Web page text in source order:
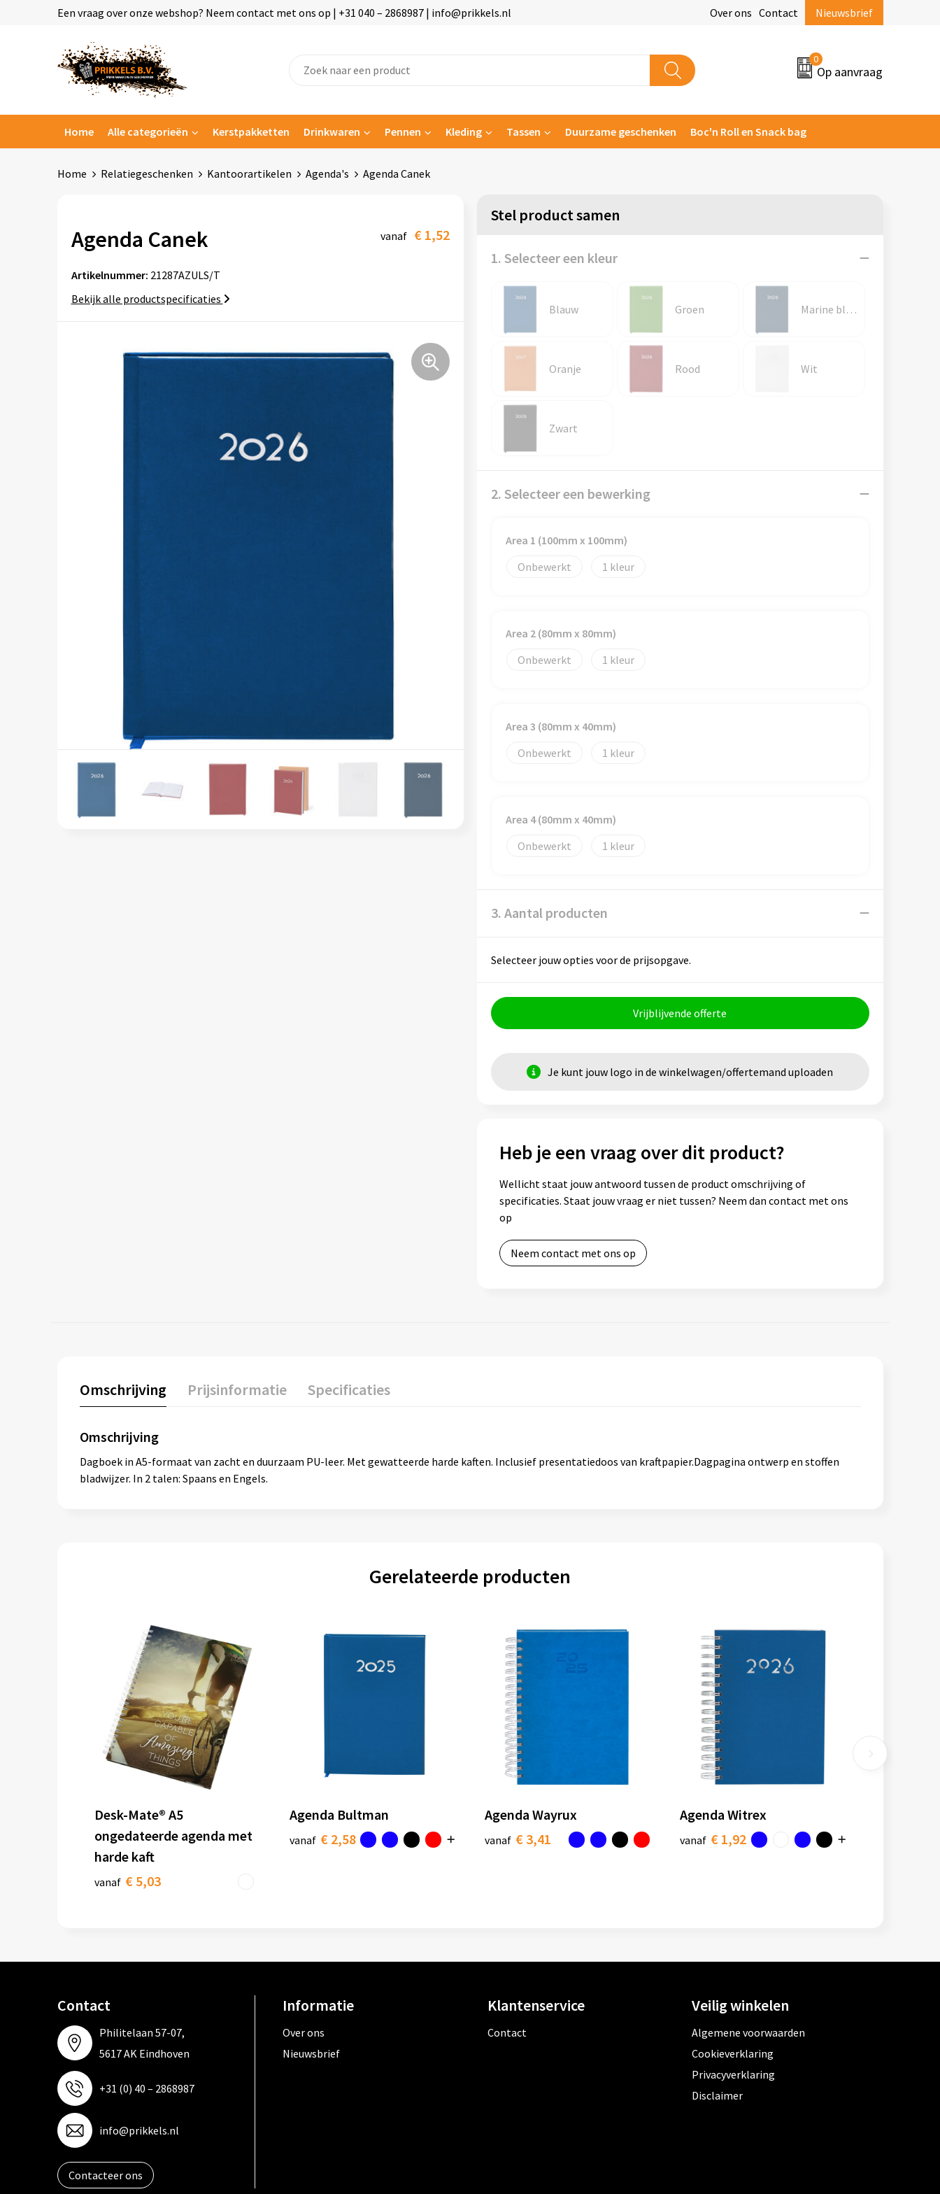
Een vraag over onze webshop? Neem contact met ons op | +31 040 – 2868987 | info@prikkels.nl Over ons Contact Nieuwsbrief
0
Op aanvraag
Home Alle categorieën Kerstpakketten Drinkwaren Pennen Kleding Tassen Duurzame geschenken Boc'n Roll en Snack bag
Home Relatiegeschenken Kantoorartikelen Agenda's Agenda Canek
Agenda Canek vanaf € 1,52
Artikelnummer: 21287AZULS/T
Bekijk alle productspecificaties
Stel product samen
1. Selecteer een kleur
Blauw Groen Marine blauw
Oranje Rood Wit
Zwart
2. Selecteer een bewerking
Area 1 (100mm x 100mm)
Onbewerkt
1
Area 2 (80mm x 80mm)
Onbewerkt
1
Area 3 (80mm x 40mm)
Onbewerkt
1
Area 4 (80mm x 40mm)
Onbewerkt
1
3. Aantal producten
Selecteer jouw opties voor de prijsopgave.
Vrijblijvende offerte
Je kunt jouw logo in de winkelwagen/offertemand uploaden
Heb je een vraag over dit product?
Wellicht staat jouw antwoord tussen de product omschrijving of
specificaties. Staat jouw vraag er niet tussen? Neem dan contact met ons
op
Neem contact met ons op
Omschrijving Prijsinformatie Specificaties
Omschrijving
Dagboek in A5-formaat van zacht en duurzaam PU-leer. Met gewatteerde harde kaften. Inclusief presentatiedoos van kraftpapier.Dagpagina ontwerp en stoffen
bladwijzer. In 2 talen: Spaans en Engels.
Gerelateerde producten
Desk-Mate® A5
ongedateerde agenda met
harde kaft
vanaf € 5,03
Agenda Bultman
vanaf € 2,58
Agenda Wayrux
vanaf € 3,41
Agenda Witrex
vanaf € 1,92
Contact
Philitelaan 57-07,
5617 AK Eindhoven
+31 (0) 40 – 2868987
info@prikkels.nl
Contacteer ons
Informatie
Over ons
Nieuwsbrief
Klantenservice
Contact
Veilig winkelen
Algemene voorwaarden
Cookieverklaring
Privacyverklaring
Disclaimer